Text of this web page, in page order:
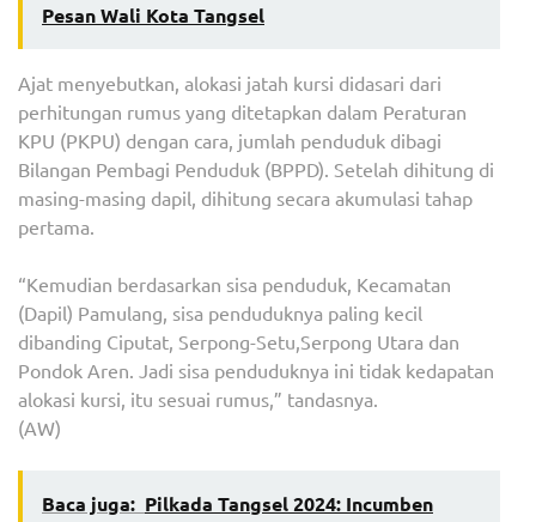
Pesan Wali Kota Tangsel
Ajat menyebutkan, alokasi jatah kursi didasari dari
perhitungan rumus yang ditetapkan dalam Peraturan
KPU (PKPU) dengan cara, jumlah penduduk dibagi
Bilangan Pembagi Penduduk (BPPD). Setelah dihitung di
masing-masing dapil, dihitung secara akumulasi tahap
pertama.
“Kemudian berdasarkan sisa penduduk, Kecamatan
(Dapil) Pamulang, sisa penduduknya paling kecil
dibanding Ciputat, Serpong-Setu,Serpong Utara dan
Pondok Aren. Jadi sisa penduduknya ini tidak kedapatan
alokasi kursi, itu sesuai rumus,” tandasnya.
(AW)
Baca juga: Pilkada Tangsel 2024: Incumben